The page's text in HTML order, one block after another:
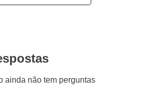
ainda não tem perguntas